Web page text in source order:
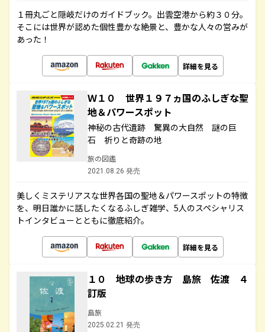
１冊丸ごと隠岐だけのガイドブック。出雲空港から約３０分。
そこには世界が認めた個性豊かな絶景と、豊かな人々の営みが
あった！
詳細を見る
Ｗ１０ 世界１９７ヵ国のふしぎな聖
地＆パワースポット
神秘の古代遺跡 驚異の大自然 謎の巨
石 祈りと奇跡の地
旅の図鑑
2021.08.26 発売
美しくミステリアスな世界各国の聖地＆パワースポットの特徴
を、明日誰かに話したくなるふしぎ雑学、5人のスペシャリス
トインタビューとともに徹底紹介。
詳細を見る
１０ 地球の歩き方 島旅 佐渡 ４
訂版
島旅
2025.02.21 発売